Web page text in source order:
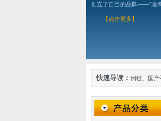
创立了自己的品牌——“凌鹰
【点击更多】
快速导读： 倒链、 国